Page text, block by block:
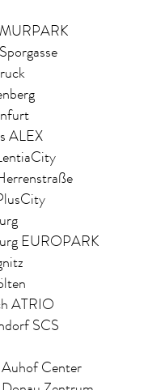
ALEX
EUROPARK
ATRIO
SCS
Center